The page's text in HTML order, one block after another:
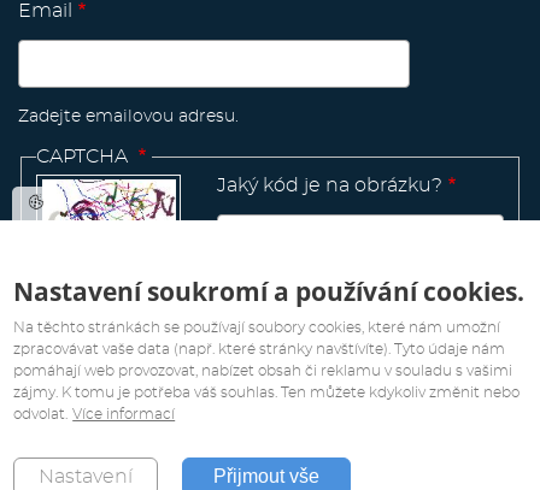
Email
Zadejte emailovou adresu.
CAPTCHA
Jaký kód je na obrázku?
Manage
existing
Všechna práva vyhrazena. Copyright 2019
Nastavení soukromí a používání cookies.
Na těchto stránkách se používají soubory cookies, které nám umožní
zpracovávat vaše data (např. které stránky navštívíte). Tyto údaje nám
pomáhají web provozovat, nabízet obsah či reklamu v souladu s vašimi
zájmy. K tomu je potřeba váš souhlas. Ten můžete kdykoliv změnit nebo
odvolat.
Více informací
Nastavení Přijmout vše